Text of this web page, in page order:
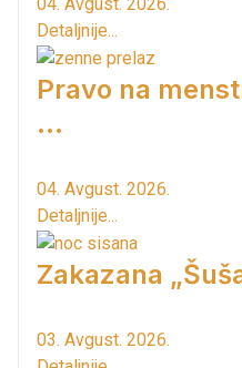
Detaljnije...
Pravo na
...
04. Avgust. 2026.
Detaljnije...
Zakazana
03. Avgust. 2026.